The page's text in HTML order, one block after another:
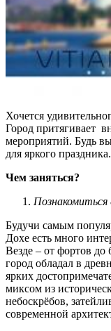
Хочется
Город притягивает
мероприятий. Будь
для яркого праздника.
Чем заняться?
Познакомиться
Будучи самым
Дохе есть много
Везде – от фортов до
город обладал в
ярких
миксом из
небоскрёбов,
современной